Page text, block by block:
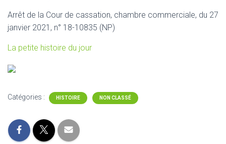
Arrêt de la Cour de cassation, chambre commerciale, du 27
janvier 2021, n° 18-10835 (NP)
La petite histoire du jour
Catégories : HISTOIRE NON CLASSÉ